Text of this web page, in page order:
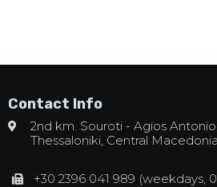
Contact Info
2nd km. Souroti - Agios
Thessaloniki, Central
+30 2396 041 989 (weekdays,